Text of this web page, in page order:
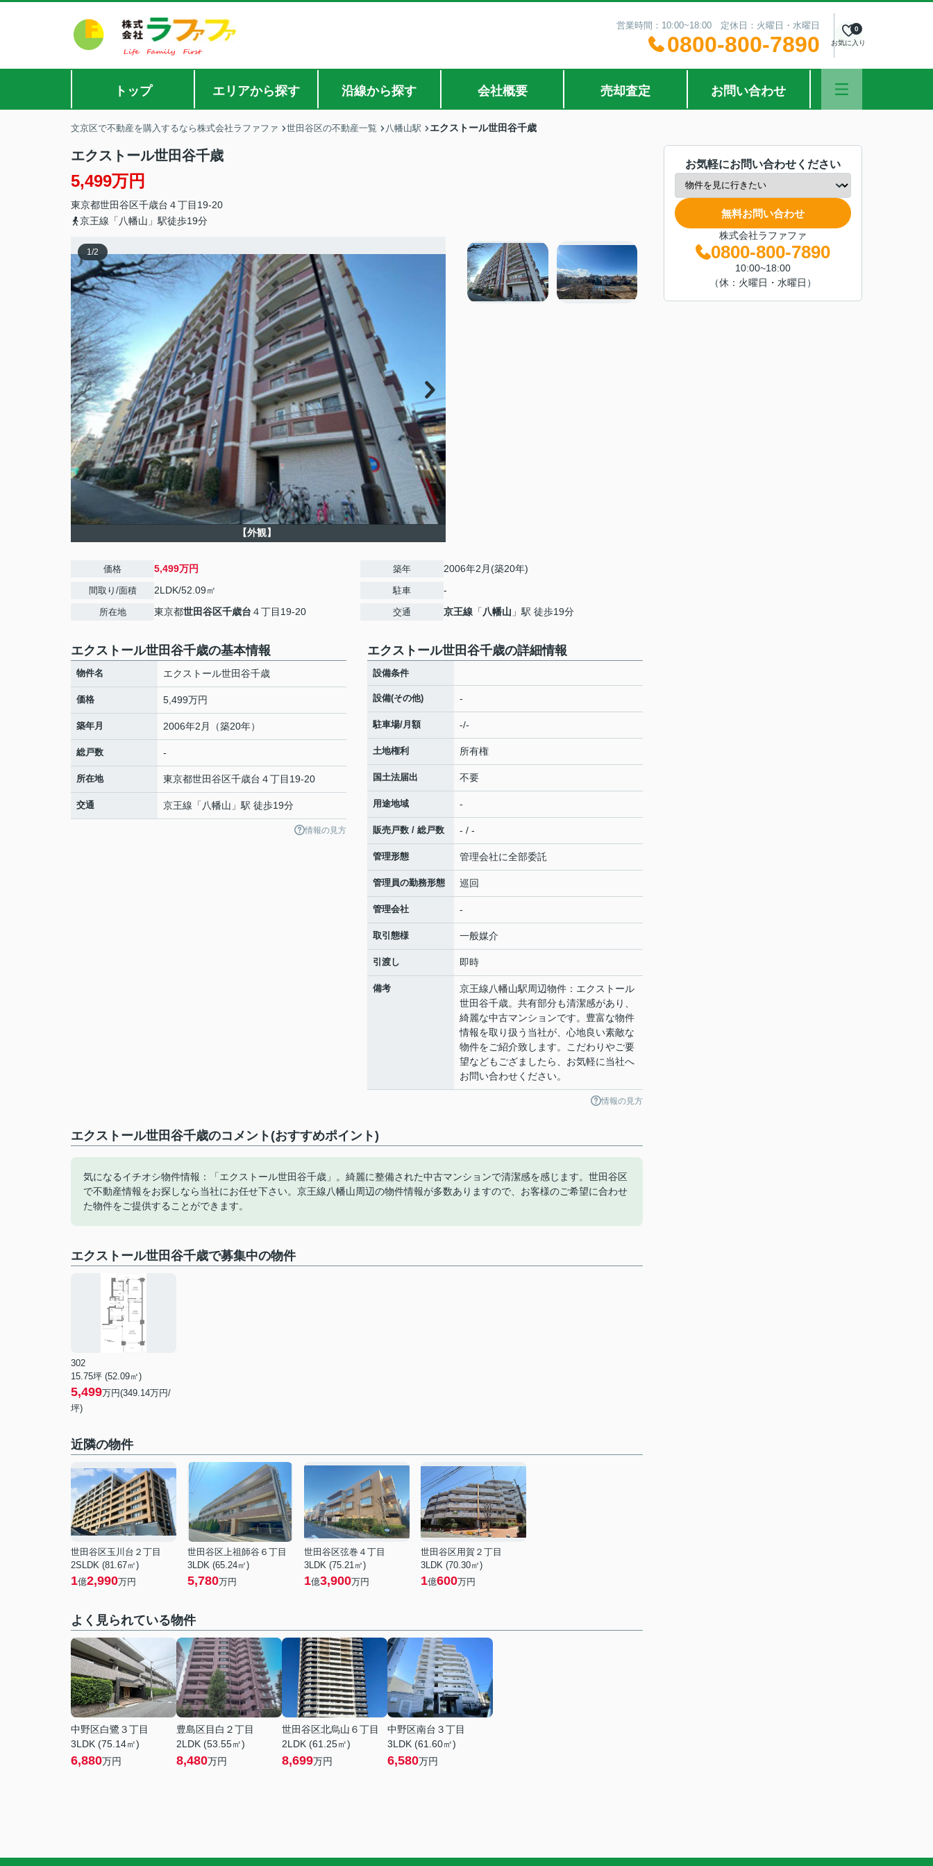
営業時間：10:00~18:00 定休日：火曜日・水曜日
0800-800-7890 お気に入り
0
トップ エリアから探す 沿線から探す 会社概要 売却査定 お問い合わせ
文京区で不動産を購入するなら株式会社ラファファ 世田谷区の不動産一覧 八幡山駅 エクストール世田谷千歳
エクストール世田谷千歳
5,499万円
東京都世田谷区千歳台 ４丁目19-20
京王線「八幡山」駅徒歩19分
1/2
【外観】
価格 5,499万円
間取り/面積 2LDK/52.09㎡
所在地 東京都世田谷区千歳台 ４丁目19-20
築年 2006年2月(築20年)
駐車 -
交通 京王線 「 八幡山 」駅 徒歩19分
エクストール世田谷千歳の基本情報
物件名 エクストール世田谷千歳
価格 5,499万円
築年月 2006年2月（築20年）
総戸数 -
所在地 東京都世田谷区千歳台 ４丁目19-20
交通 京王線 「 八幡山 」駅 徒歩19分
情報の見方
エクストール世田谷千歳の詳細情報
設備条件
設備(その他) -
駐車場/月額 -/-
土地権利 所有権
国土法届出 不要
用途地域 -
販売戸数 / 総戸数 - / -
管理形態 管理会社に全部委託
管理員の勤務形態 巡回
管理会社 -
取引態様 一般媒介
引渡し 即時
備考
京王線八幡山駅周辺物件：エクストール
世田谷千歳。共有部分も清潔感があり、
綺麗な中古マンションです。豊富な物件
情報を取り扱う当社が、心地良い素敵な
物件をご紹介致します。こだわりやご要
望などもござましたら、お気軽に当社へ
お問い合わせください。
情報の見方
エクストール世田谷千歳のコメント(おすすめポイント)
気になるイチオシ物件情報：「エクストール世田谷千歳」。綺麗に整備された中古マンションで清潔感を感じます。世田谷区
で不動産情報をお探しなら当社にお任せ下さい。京王線八幡山周辺の物件情報が多数ありますので、お客様のご希望に合わせ
た物件をご提供することができます。
エクストール世田谷千歳で募集中の物件
302
15.75坪 (52.09㎡)
5,499万円(349.14万円/
坪)
近隣の物件
世田谷区玉川台２丁目
2SLDK (81.67㎡)
1億2,990万円
世田谷区上祖師谷６丁目
3LDK (65.24㎡)
5,780万円
世田谷区弦巻４丁目
3LDK (75.21㎡)
1億3,900万円
世田谷区用賀２丁目
3LDK (70.30㎡)
1億600万円
よく見られている物件
中野区白鷺３丁目
3LDK (75.14㎡)
6,880万円
豊島区目白２丁目
2LDK (53.55㎡)
8,480万円
世田谷区北烏山６丁目
2LDK (61.25㎡)
8,699万円
中野区南台３丁目
3LDK (61.60㎡)
6,580万円
お気軽にお問い合わせください
無料お問い合わせ
株式会社ラファファ
0800-800-7890
10:00~18:00
（休：火曜日・水曜日）